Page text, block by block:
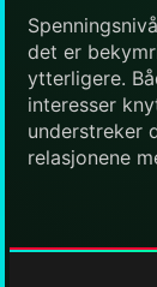
det er
ytterligere.
interesser
understreker
relasjonene